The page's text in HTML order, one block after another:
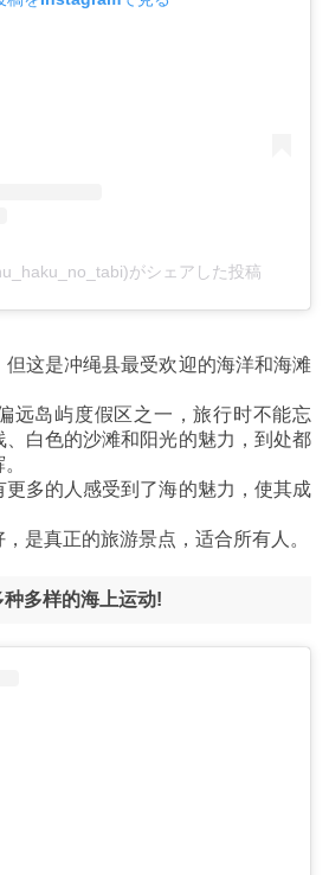
がシェアした投稿
这是冲绳县最受欢迎的海洋和海滩
远岛屿度假区之一，旅行时不能忘
白色的沙滩和阳光的魅力，到处都
多的人感受到了海的魅力，使其成
是真正的旅游景点，适合所有人。
多样的海上运动!